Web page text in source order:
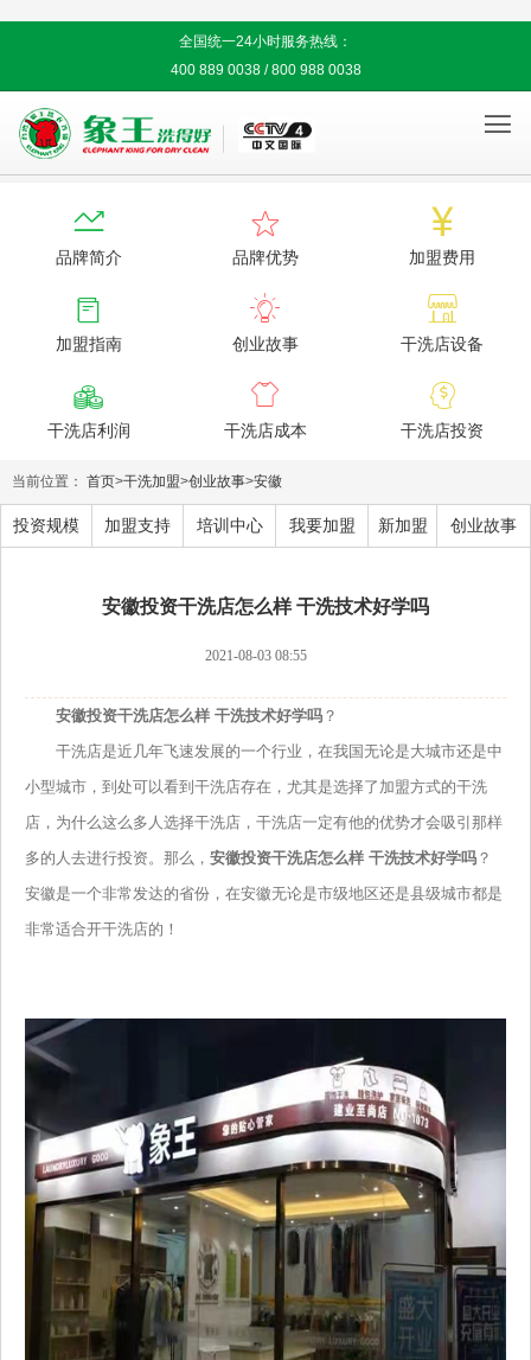
全国统一24小时服务热线：
400 889 0038 / 800 988 0038


品牌简介

品牌优势

加盟费用

加盟指南

创业故事

干洗店设备

干洗店利润

干洗店成本

干洗店投资
当前位置： 首页>干洗加盟>创业故事>安徽
投资规模 加盟支持 培训中心 我要加盟 新加盟 创业故事
安徽投资干洗店怎么样 干洗技术好学吗
2021-08-03 08:55
安徽投资干洗店怎么样 干洗技术好学吗 ？
干洗店是近几年飞速发展的一个行业，在我国无论是大城市还是中
小型城市，到处可以看到干洗店存在，尤其是选择了加盟方式的干洗
店，为什么这么多人选择干洗店，干洗店一定有他的优势才会吸引那样
多的人去进行投资。那么， 安徽投资干洗店怎么样 干洗技术好学吗 ？
安徽是一个非常发达的省份，在安徽无论是市级地区还是县级城市都是
非常适合开干洗店的！